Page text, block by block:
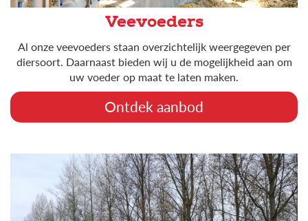
Veevoeders
Al onze veevoeders staan overzichtelijk weergegeven per
diersoort. Daarnaast bieden wij u de mogelijkheid aan om
uw voeder op maat te laten maken.
Ontdek aanbod